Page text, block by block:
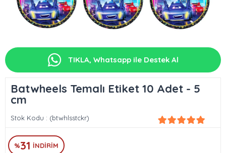
TIKLA, Whatsapp ile Destek Al
Batwheels Temalı Etiket 10 Adet - 5
cm
Stok Kodu (btwhlsstckr)
%31 İNDIRIM